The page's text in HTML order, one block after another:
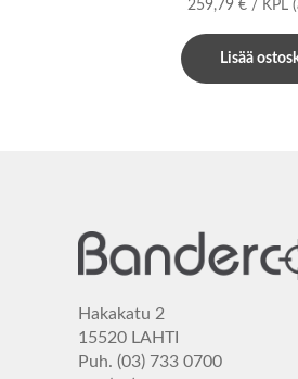
259,79 €/ KPL
Lisää
Hakakatu 2
15520 LAHTI
Puh. (03) 733 0700